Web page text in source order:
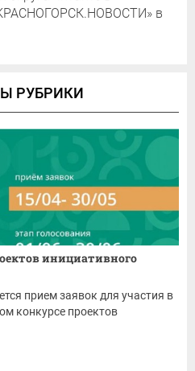
в
РУБРИКИ
инициативного
прием заявок для участия в
конкурсе проектов